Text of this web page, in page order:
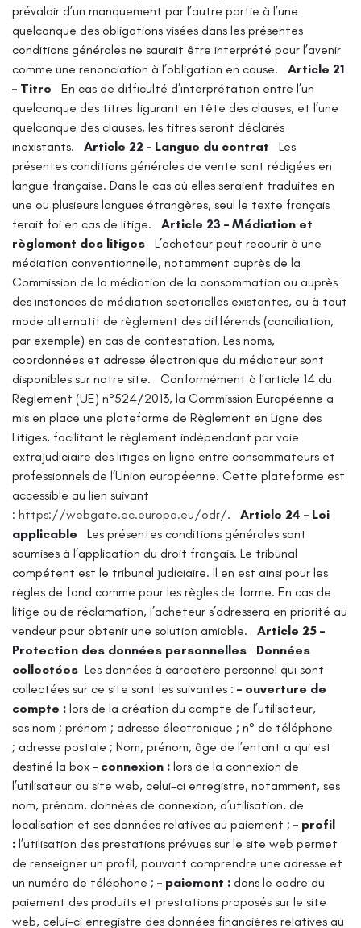
prévaloir d’un manquement par l’autre partie à l’une
quelconque des obligations visées dans les présentes
conditions générales ne saurait être interprété pour l’avenir
comme une renonciation à l’obligation en cause.
Article 21
– Titre
En cas de difficulté d’interprétation entre l’un
quelconque des titres figurant en tête des clauses, et l’une
quelconque des clauses, les titres seront déclarés
inexistants.
Article 22 – Langue du contrat
Les
présentes conditions générales de vente sont rédigées en
langue française. Dans le cas où elles seraient traduites en
une ou plusieurs langues étrangères, seul le texte français
ferait foi en cas de litige.
Article 23 – Médiation et
règlement des litiges
L’acheteur peut recourir à une
médiation conventionnelle, notamment auprès de la
Commission de la médiation de la consommation ou auprès
des instances de médiation sectorielles existantes, ou à tout
mode alternatif de règlement des différends (conciliation,
par exemple) en cas de contestation. Les noms,
coordonnées et adresse électronique du médiateur sont
disponibles sur notre site.
Conformément à l’article 14 du
Règlement (UE) n°524/2013, la Commission Européenne a
mis en place une plateforme de Règlement en Ligne des
Litiges, facilitant le règlement indépendant par voie
extrajudiciaire des litiges en ligne entre consommateurs et
professionnels de l’Union européenne. Cette plateforme est
accessible au lien suivant
: https://webgate.ec.europa.eu/odr/.
Article 24 – Loi
applicable
Les présentes conditions générales sont
soumises à l’application du droit français. Le tribunal
compétent est le tribunal judiciaire. Il en est ainsi pour les
règles de fond comme pour les règles de forme. En cas de
litige ou de réclamation, l’acheteur s’adressera en priorité au
vendeur pour obtenir une solution amiable.
Article 25 –
Protection des données personnelles
Données
collectées Les données à caractère personnel qui sont
collectées sur ce site sont les suivantes : – ouverture de
compte : lors de la création du compte de l’utilisateur,
ses nom ; prénom ; adresse électronique ; n° de téléphone
; adresse postale ; Nom, prénom, âge de l’enfant a qui est
destiné la box – connexion : lors de la connexion de
l’utilisateur au site web, celui-ci enregistre, notamment, ses
nom, prénom, données de connexion, d’utilisation, de
localisation et ses données relatives au paiement ; – profil
: l’utilisation des prestations prévues sur le site web permet
de renseigner un profil, pouvant comprendre une adresse et
un numéro de téléphone ; – paiement : dans le cadre du
paiement des produits et prestations proposés sur le site
web, celui-ci enregistre des données financières relatives au